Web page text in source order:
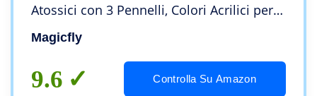
Atossici con 3 Pennelli, Colori Acrilici per
Dipingere su Tela, Carta, Legno, Pietra,
Ceramica
Magicfly
9.6 Controlla Su Amazon